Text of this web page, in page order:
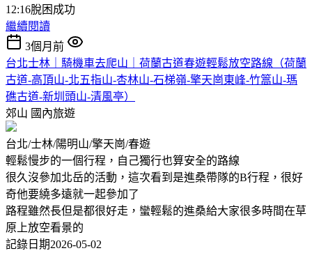
12:16脫困成功
繼續閱讀
3個月前
台北士林｜騎機車去爬山｜荷蘭古道春遊輕鬆放空路線（荷蘭
古道-高頂山-北五指山-杏林山-石梯嶺-擎天崗東峰-竹篙山-瑪
礁古道-新圳頭山-清風亭）
郊山 國內旅遊
台北/士林/陽明山/擎天崗/春遊
輕鬆慢步的一個行程，自己獨行也算安全的路線
很久沒參加北岳的活動，這次看到是進桑帶隊的B行程，很好
奇他要繞多遠就一起參加了
路程雖然長但是都很好走，蠻輕鬆的進桑給大家很多時間在草
原上放空看景的
記錄日期2026-05-02